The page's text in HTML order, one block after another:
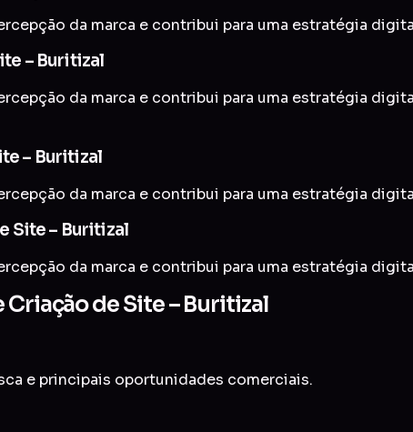
da marca e contribui para uma estratégia
– Buritizal
da marca e contribui para uma estratégia
– Buritizal
da marca e contribui para uma estratégia
Site – Buritizal
da marca e contribui para uma estratégia
de Site – Buritizal
e principais oportunidades comerciais.